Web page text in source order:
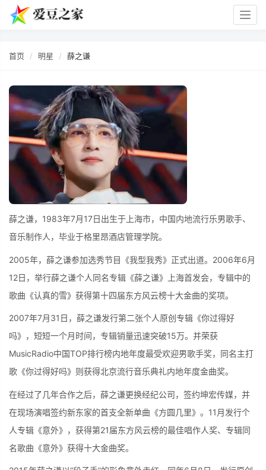
首页 明星 薛之谦
薛之谦，1983年7月17日出生于上海市，中国内地流行乐男歌手、
音乐制作人，毕业于格里昂酒店管理学院。
2005年，薛之谦参加选秀节目《我型我秀》正式出道。2006年6月
12日，举行薛之谦个人同名专辑《薛之谦》上海首发会，专辑中的
歌曲《认真的雪》获得第十四届东方风云榜十大金曲的奖项。
2007年7月31日，薛之谦发行第二张个人原创专辑《你过得好
吗》，短短一个月时间，专辑销量迅速突破15万。并荣获
MusicRadio中国TOP排行榜内地年度最受欢迎男歌手奖，同名主打
歌《你过得好吗》则获得北京流行音乐典礼内地年度金曲奖。
在经过了几年合作之后，薛之谦更换经纪公司，签约坤宏传媒，并
在现场演唱签约新东家的首支全新单曲《方圆几里》。11月发行个
人专辑《意外》，获得第21届东方风云榜的最佳唱作人奖、专辑同
名歌曲《意外》获得十大金曲奖。